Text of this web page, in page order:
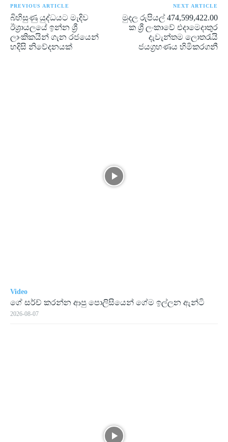
PREVIOUS ARTICLE
බිහිසුණු යුද්ධයට මැදිව
ඊශ්‍රායලයේ ඉන්න ශ්‍රී
ලාංකිකයින් ගැන රජයෙන්
හදිසි නිවේදනයක්
NEXT ARTICLE
මුදල රුපියල් 474,599,422.00
ක ශ්‍රී ලංකාවේ එදාමෙදාතුර
දැවැන්තම ලොතරැයි
ජයග්‍රහණය හිමිකරගනී
Video
ගේ සර්ච් කරන්න ආපු පොලිසියෙන් ගේම ඉල්ලන ඇන්ටි
2026-08-07